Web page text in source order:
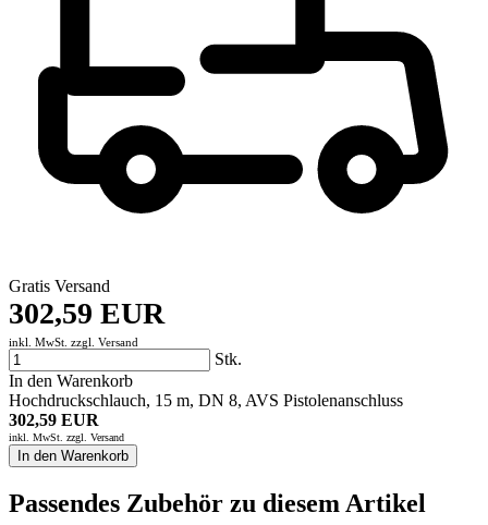
Gratis Versand
302,59 EUR
inkl. MwSt. zzgl. Versand
Stk.
In den Warenkorb
Hochdruckschlauch, 15 m, DN 8, AVS Pistolenanschluss
302,59 EUR
inkl. MwSt. zzgl. Versand
In den Warenkorb
Passendes Zubehör zu diesem Artikel